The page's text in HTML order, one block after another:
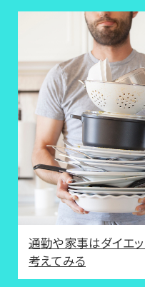
通勤や家事はダイエッ
考えてみる